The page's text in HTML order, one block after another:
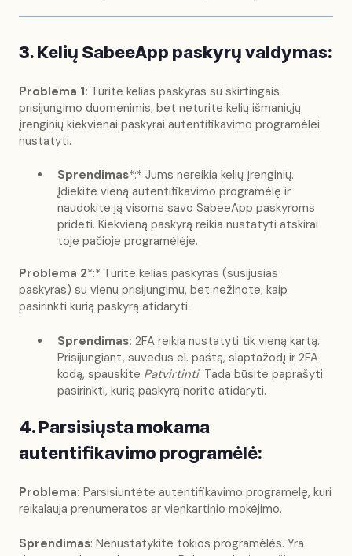
3. Kelių SabeeApp paskyrų valdymas:
Problema 1: Turite kelias paskyras su skirtingais
prisijungimo duomenimis, bet neturite kelių išmaniųjų
įrenginių kiekvienai paskyrai autentifikavimo programėlei
nustatyti.
Sprendimas*:* Jums nereikia kelių įrenginių.
Įdiekite vieną autentifikavimo programėlę ir
naudokite ją visoms savo SabeeApp paskyroms
pridėti. Kiekvieną paskyrą reikia nustatyti atskirai
toje pačioje programėlėje.
Problema 2*:* Turite kelias paskyras (susijusias
paskyras) su vienu prisijungimu, bet nežinote, kaip
pasirinkti kurią paskyrą atidaryti.
Sprendimas: 2FA reikia nustatyti tik vieną kartą.
Prisijungiant, suvedus el. paštą, slaptažodį ir 2FA
kodą, spauskite Patvirtinti. Tada būsite paprašyti
pasirinkti, kurią paskyrą norite atidaryti.
4. Parsisiųsta mokama
autentifikavimo programėlė:
Problema: Parsisiuntėte autentifikavimo programėlę, kuri
reikalauja prenumeratos ar vienkartinio mokėjimo.
Sprendimas: Nenustatykite tokios programėlės. Yra